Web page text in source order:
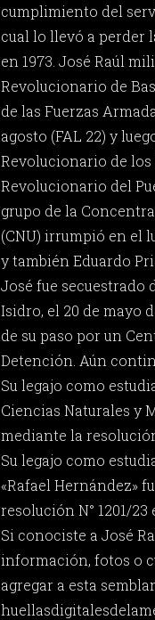
cumplimiento del
cual lo llevó a perder
en 1973. José Raúl
Revolucionario de
de las Fuerzas
agosto (FAL 22) y
Revolucionario de
Revolucionario del
grupo de la
(CNU) irrumpió en el
y también Eduardo
José fue secuestrado
Isidro, el 20 de mayo
de su paso por un
Detención. Aún
Su legajo como
Ciencias Naturales y
mediante la
Su legajo como
«Rafael Hernández»
resolución N° 1201/23
Si conociste a José
información, fotos o
agregar a esta